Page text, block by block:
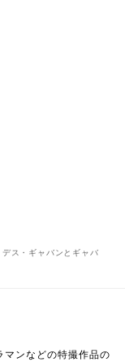
ス・ギャバンとギャバ
マンなどの特撮作品の